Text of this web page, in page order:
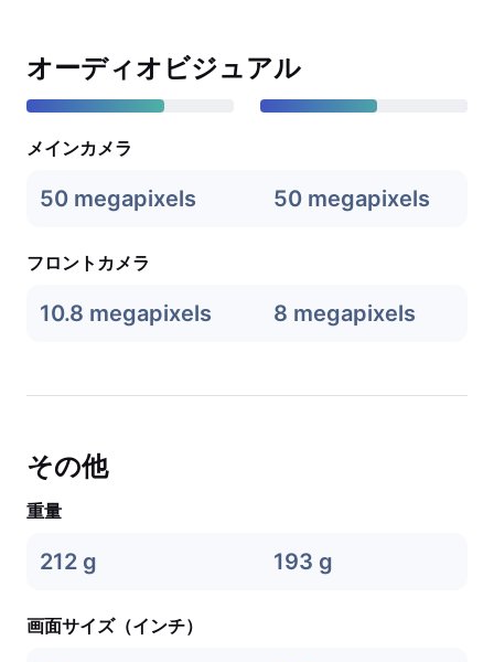
オーディオビジュアル
メインカメラ
50 megapixels 50 megapixels
フロントカメラ
10.8 megapixels 8 megapixels
その他
重量
212 g 193 g
画面サイズ（インチ）